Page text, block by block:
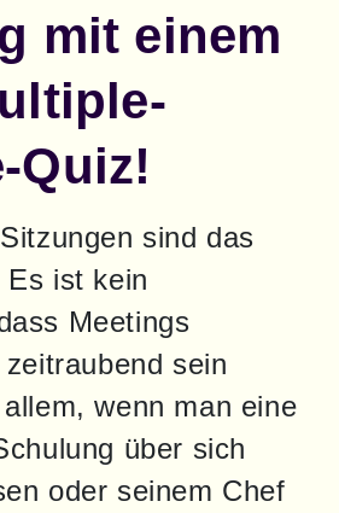
mit einem
Quiz!
sind das
ist kein
Meetings
sein
wenn man eine
über sich
oder seinem Chef